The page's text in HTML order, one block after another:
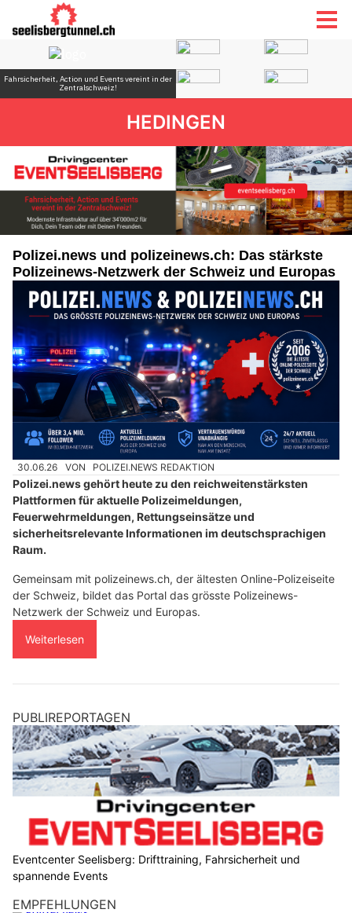
HEDINGEN
Polizei.news und polizeinews.ch: Das stärkste
Polizeinews-Netzwerk der Schweiz und Europas
30.06.26 VON POLIZEI.NEWS REDAKTION
Polizei.news gehört heute zu den reichweitenstärksten
Plattformen für aktuelle Polizeimeldungen,
Feuerwehrmeldungen, Rettungseinsätze und
sicherheitsrelevante Informationen im deutschsprachigen
Raum.
Gemeinsam mit polizeinews.ch, der ältesten Online-Polizeiseite
der Schweiz, bildet das Portal das grösste Polizeinews-
Netzwerk der Schweiz und Europas.
Weiterlesen
PUBLIREPORTAGEN
Eventcenter Seelisberg: Drifttraining, Fahrsicherheit und
spannende Events
EMPFEHLUNGEN